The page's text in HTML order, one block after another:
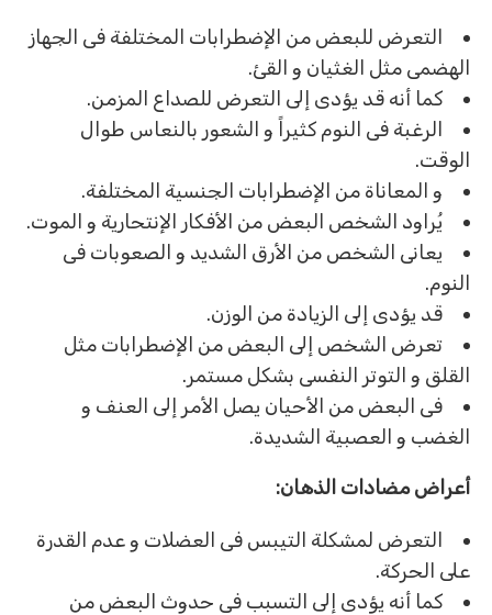
التعرض للبعض من الإضطرابات المختلفة فى الجهاز
الهضمى مثل الغثيان و القئ.
كما أنه قد يؤدى إلى التعرض للصداع المزمن.
الرغبة فى النوم كثيراً و الشعور بالنعاس طوال
الوقت.
و المعاناة من الإضطرابات الجنسية المختلفة.
يُراود الشخص البعض من الأفكار الإنتحارية و الموت.
يعانى الشخص من الأرق الشديد و الصعوبات فى
النوم.
قد يؤدى إلى الزيادة من الوزن.
تعرض الشخص إلى البعض من الإضطرابات مثل
القلق و التوتر النفسى بشكل مستمر.
فى البعض من الأحيان يصل الأمر إلى العنف و
الغضب و العصبية الشديدة.
أعراض مضادات الذهان:
التعرض لمشكلة التيبس فى العضلات و عدم القدرة
على الحركة.
كما أنه يؤدى إلى التسبب فى حدوث البعض من